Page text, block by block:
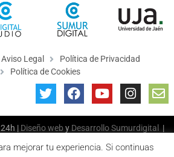
Aviso Legal
Política de Privacidad
Política de Cookies
| Diseño web y Desarrollo Sumurdigital
|
mejorar tu experiencia. Si continuas